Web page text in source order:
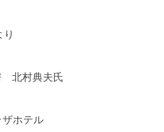
北村典夫氏
ホテル